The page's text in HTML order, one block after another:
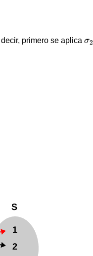
decir, primero se aplicaσ2
σ2